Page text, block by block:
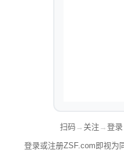
独家单职业
重全屏幻影环绕切 领取50元
玩 ) 领取50元
扫码→ 关注→ 登录
登录或注册ZSF.com即视为